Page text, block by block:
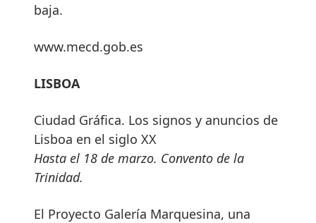
baja.
www.mecd.gob.es
LISBOA
Ciudad Gráfica. Los signos y anuncios de
Lisboa en el siglo XX
Hasta el 18 de marzo. Convento de la
Trinidad.
El Proyecto Galería Marquesina, una